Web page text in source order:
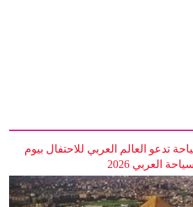
تدعو العالم العربي للاحتفال بيوم
العربي 2026